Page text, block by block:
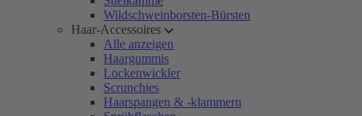
Wildschweinborsten-Bürsten
Haar-Accessoires
Alle anzeigen
Haargummis
Lockenwickler
Scrunchies
Haarspangen & -klammern